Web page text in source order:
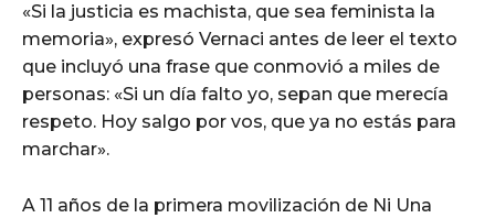
«Si la justicia es machista, que sea feminista la
memoria», expresó Vernaci antes de leer el texto
que incluyó una frase que conmovió a miles de
personas: «Si un día falto yo, sepan que merecía
respeto. Hoy salgo por vos, que ya no estás para
marchar».
A 11 años de la primera movilización de Ni Una